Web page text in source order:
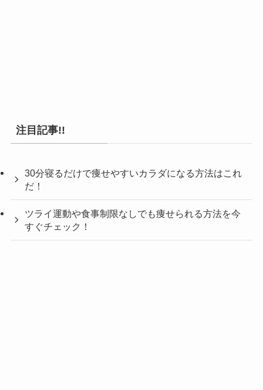
注目記事!!
30分寝るだけで痩せやすいカラダになる方法はこれ
だ！
ツライ運動や食事制限なしでも痩せられる方法を今
すぐチェック！